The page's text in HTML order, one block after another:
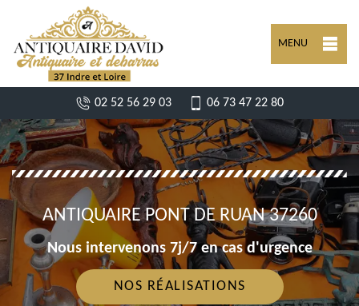
MENU
02 52 56 29 03 06 73 47 22 80
ANTIQUAIRE PONT DE RUAN 37260
Nous intervenons 7j/7 en cas d'urgence
NOS RÉALISATIONS